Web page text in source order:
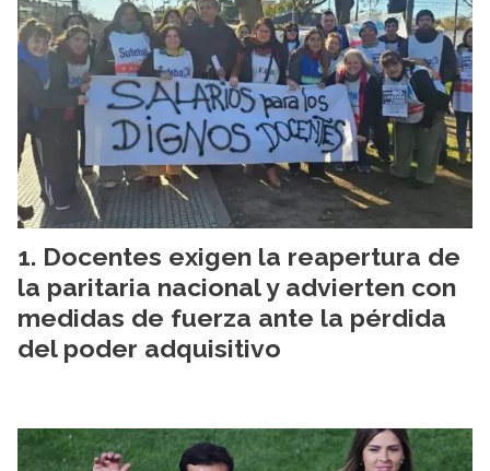
Docentes exigen la reapertura de
la paritaria nacional y advierten con
medidas de fuerza ante la pérdida
del poder adquisitivo